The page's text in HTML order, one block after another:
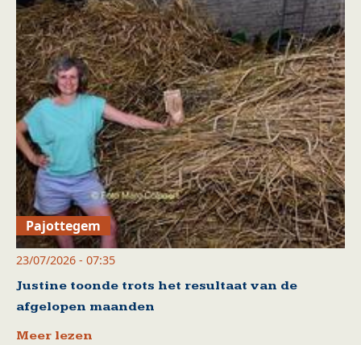
Pajottegem
23/07/2026 - 07:35
Justine toonde trots het resultaat van de
afgelopen maanden
Meer lezen